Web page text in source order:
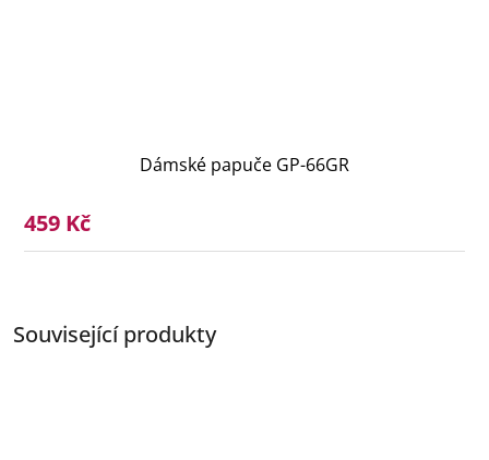
Související produkty
Dámské papuče GP-66GR
459 Kč